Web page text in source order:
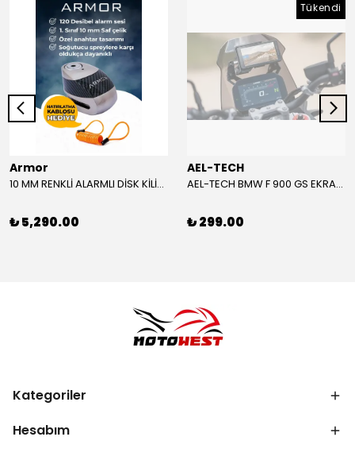
Armor
10 MM RENKLİ ALARMLI DİSK KİLİDİ YENİ VERSİYON
₺ 5,290.00
Tükendi
AEL-TECH
AEL-TECH BMW F 900 GS EKRAN/GÖSTERGE KORUYUCU 2024-2025
₺ 299.00
Kategoriler
Hesabım